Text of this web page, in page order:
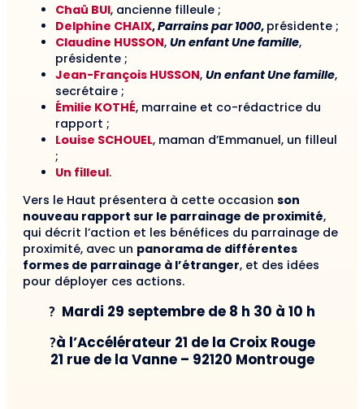
Chaû BUI, ancienne filleule ;
Delphine CHAIX,Parrains par 1000, présidente ;
Claudine HUSSON, Un enfant Une famille,
présidente ;
Jean-François HUSSON, Un enfant Une famille,
secrétaire ;
Émilie KOTHÉ, marraine et co-rédactrice du
rapport ;
Louise SCHOUEL, maman d’Emmanuel, un filleul
;
Un filleul.
Vers le Haut présentera à cette occasion son
nouveau rapport sur le parrainage de proximité,
qui décrit l’action et les bénéfices du parrainage de
proximité, avec un panorama de différentes
formes de parrainage à l’étranger, et des idées
pour déployer ces actions.
? Mardi 29 septembre de 8 h 30 à 10 h
?à l’Accélérateur 21 de la Croix Rouge
21 rue de la Vanne – 92120 Montrouge